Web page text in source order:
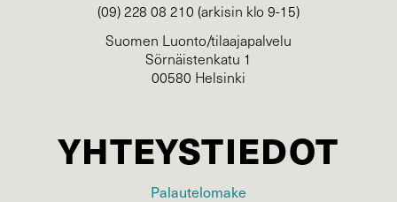
(09) 228 08 210 (arkisin klo 9-15)
Suomen Luonto/tilaajapalvelu
Sörnäistenkatu 1
00580 Helsinki
YHTEYSTIEDOT
Palautelomake